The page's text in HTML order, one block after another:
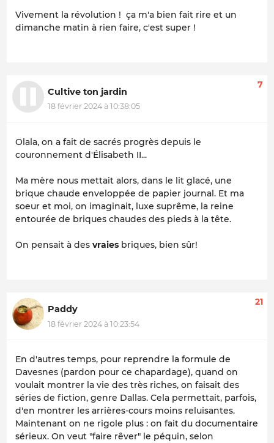
Vivement la révolution ! ça m'a bien fait rire et un
dimanche matin à rien faire, c'est super !
Cultive ton jardin
18 février 2024 à 10:38:05
7
Olala, on a fait de sacrés progrès depuis le
couronnement d'Élisabeth II...
Ma mère nous mettait alors, dans le lit glacé, une
brique chaude enveloppée de papier journal. Et ma
soeur et moi, on imaginait, luxe suprême, la reine
entourée de briques chaudes des pieds à la tête.
On pensait à des vraies briques, bien sûr!
Paddy
18 février 2024 à 10:23:54
21
En d'autres temps, pour reprendre la formule de
Davesnes (pardon pour ce chapardage), quand on
voulait montrer la vie des très riches, on faisait des
séries de fiction, genre Dallas. Cela permettait, parfois,
d'en montrer les arrières-cours moins reluisantes.
Maintenant on ne rigole plus : on fait du documentaire
sérieux. On veut "faire rêver" le péquin, selon